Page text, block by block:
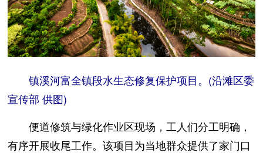
镇溪河富全镇段水生态修复保护项目。(沿滩区委
宣传部 供图)
便道修筑与绿化作业区现场，工人们分工明确，
有序开展收尾工作。该项目为当地群众提供了家门口